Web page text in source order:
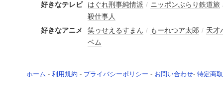
好きなテレビ
はぐれ刑事純情派 / ニッポンぶらり鉄道旅
殺仕事人
好きなアニメ
笑ゥせえるすまん / もーれつア太郎 / 天才
ベム
ホーム - 利用規約 - プライバシーポリシー - お問い合わせ- 特定商